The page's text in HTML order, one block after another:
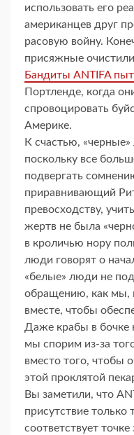
использовать его
американцев друг
расовую войну.
присяжные
Бандиты ANTIFA
Портленде, когда
спровоцировать
Америке.
К счастью,
поскольку все
подвергать
приравнивающий
превосходству,
жертв не была
в кроличью нору
люди говорят о
«белые» люди не
обращению, как мы,
вместе, чтобы
Даже крабы в бочке
мы спорим из-за
вместо того, чтобы
этой проклятой
Вы заметили, что
присутствие только
соответствует